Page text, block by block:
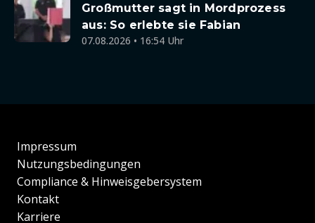
Großmutter sagt in Mordprozess
aus: So erlebte sie Fabian
07.08.2026 • 16:54 Uhr
Impressum
Nutzungsbedingungen
Compliance & Hinweisgebersystem
Kontakt
Karriere